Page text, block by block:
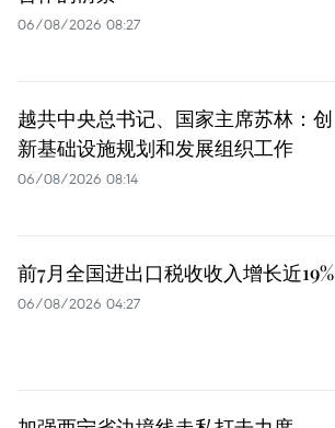
06/08/2026 08:27
越共中央总书记、国家主席苏林：创
新基础设施规划和发展组织工作
06/08/2026 08:14
前7月全国进出口税收收入增长近19%
06/08/2026 04:27